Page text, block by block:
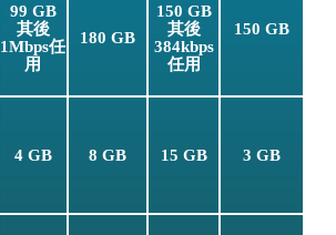
99 GB
其後
1Mbps任
用
180 GB
150 GB
其後
384kbps
任用
150 GB
4 GB 8 GB 15 GB 3 GB